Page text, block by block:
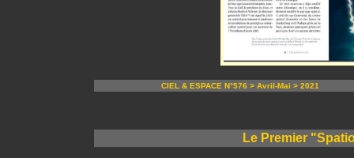
CIEL & ESPACE N°576 > Avril-Mai > 2021
Le Premier